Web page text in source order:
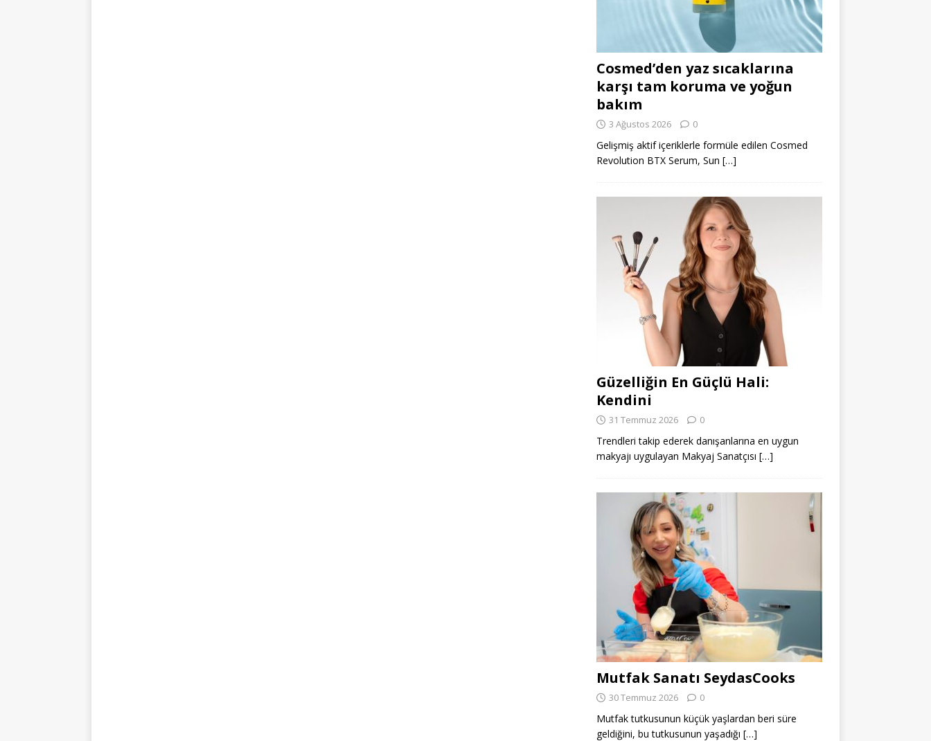
Cosmed’den yaz sıcaklarına
karşı tam koruma ve yoğun
bakım
3 Ağustos 2026 0
Gelişmiş aktif içeriklerle formüle edilen Cosmed
Revolution BTX Serum, Sun […]
Güzelliğin En Güçlü Hali:
Kendini
31 Temmuz 2026 0
Trendleri takip ederek danışanlarına en uygun
makyajı uygulayan Makyaj Sanatçısı […]
Mutfak Sanatı SeydasCooks
30 Temmuz 2026 0
Mutfak tutkusunun küçük yaşlardan beri süre
geldiğini, bu tutkusunun yaşadığı […]